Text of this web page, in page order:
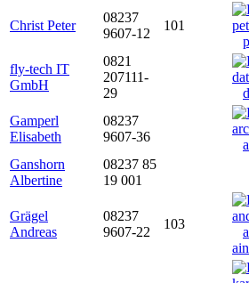
Christ Peter
08237
9607-12
101
fly-tech IT
GmbH
0821
207111-
29
Gamperl
Elisabeth
08237
9607-36
Ganshorn
Albertine
08237 85
19 001
Grägel
Andreas
08237
9607-22
103